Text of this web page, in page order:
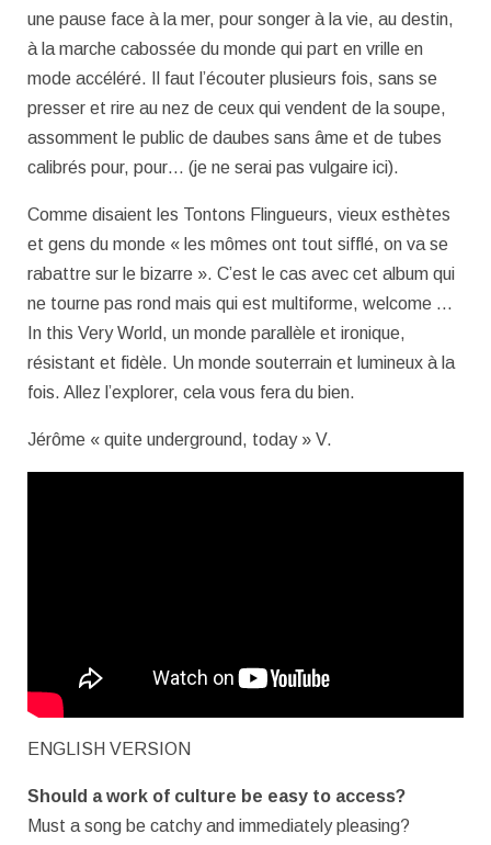
une pause face à la mer, pour songer à la vie, au destin,
à la marche cabossée du monde qui part en vrille en
mode accéléré. Il faut l’écouter plusieurs fois, sans se
presser et rire au nez de ceux qui vendent de la soupe,
assomment le public de daubes sans âme et de tubes
calibrés pour, pour… (je ne serai pas vulgaire ici).
Comme disaient les Tontons Flingueurs, vieux esthètes
et gens du monde « les mômes ont tout sifflé, on va se
rabattre sur le bizarre ». C’est le cas avec cet album qui
ne tourne pas rond mais qui est multiforme, welcome …
In this Very World, un monde parallèle et ironique,
résistant et fidèle. Un monde souterrain et lumineux à la
fois. Allez l’explorer, cela vous fera du bien.
Jérôme « quite underground, today » V.
ENGLISH VERSION
Should a work of culture be easy to access?
Must a song be catchy and immediately pleasing?